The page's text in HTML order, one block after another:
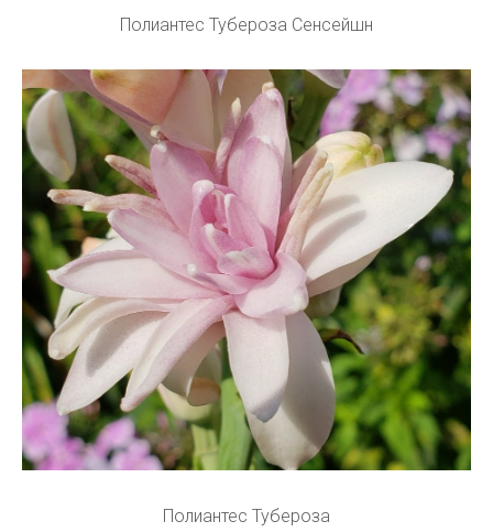
Полиантес Тубероза Сенсейшн
Полиантес Тубероза